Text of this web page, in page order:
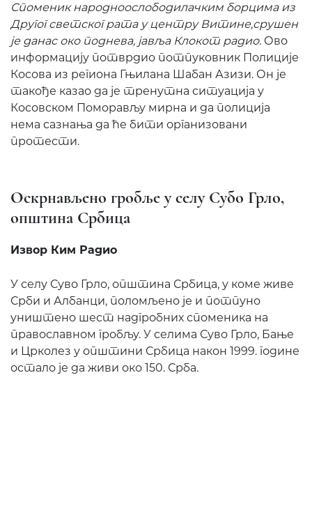
Споменик народноослободилачким борцима из
Другог светског рата у центру Витине,срушен
је данас око поднева, јавља Клокот радио. Ово
информацију потврдио потпуковник Полиције
Косова из региона Гњилана Шабан Азизи. Он је
такође казао да је тренутна ситуација у
Косовском Поморављу мирна и да полиција
нема сазнања да ће бити организовани
протести.
Оскрнављено гробље у селу Субо Грло,
општина Србица
Извор Ким Радио
У селу Суво Грло, општина Србица, у коме живе
Срби и Албанци, поломљено је и потпуно
уништено шест надгробних споменика на
православном гробљу. У селима Суво Грло, Бање
и Црколез у општини Србица након 1999. године
остало је да живи око 150. Срба.